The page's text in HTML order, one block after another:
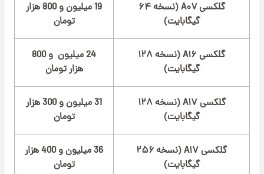
گلکسی A۰۷ (نسخه ۶۴
گیگابایت)
19 میلیون و 800 هزار
تومان
گلکسی A۱۶ (نسخه ۱۲۸
گیگابایت)
24 میلیون و 800
هزار تومان
گلکسی A۱۷ (نسخه ۱۲۸
گیگابایت)
31 میلیون و 300 هزار
تومان
گلکسی A۱۷ (نسخه ۲۵۶
گیگابایت)
36 میلیون و 400 هزار
تومان